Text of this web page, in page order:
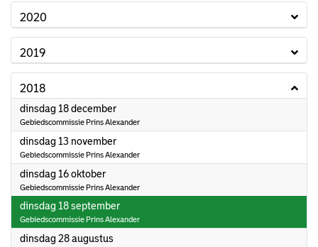
2020
2019
2018
dinsdag 18 december2018
Gebiedscommissie Prins Alexander
dinsdag 13 november2018
Gebiedscommissie Prins Alexander
dinsdag 16 oktober2018
Gebiedscommissie Prins Alexander
dinsdag 18 september2018
Gebiedscommissie Prins Alexander
dinsdag 28 augustus